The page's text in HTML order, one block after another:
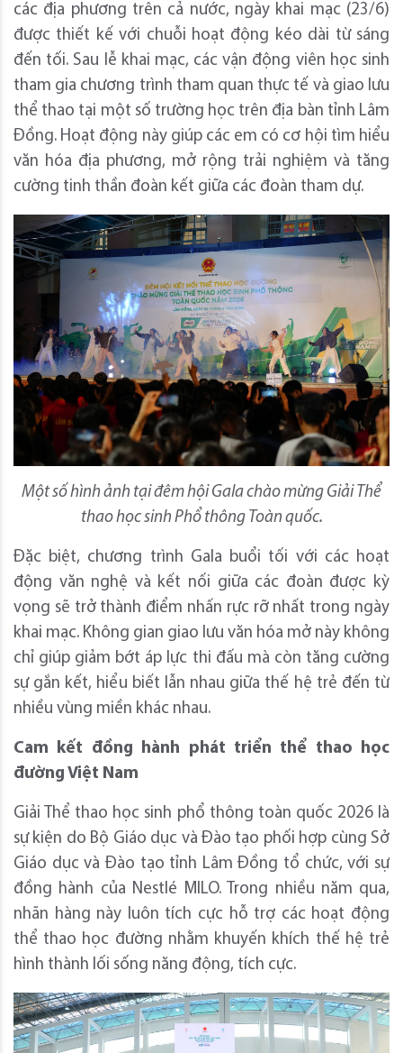
các địa phương trên cả nước, ngày khai mạc (23/6)
được thiết kế với chuỗi hoạt động kéo dài từ sáng
đến tối. Sau lễ khai mạc, các vận động viên học sinh
tham gia chương trình tham quan thực tế và giao lưu
thể thao tại một số trường học trên địa bàn tỉnh Lâm
Đồng. Hoạt động này giúp các em có cơ hội tìm hiểu
văn hóa địa phương, mở rộng trải nghiệm và tăng
cường tinh thần đoàn kết giữa các đoàn tham dự.
Một số hình ảnh tại đêm hội Gala chào mừng Giải Thể
thao học sinh Phổ thông Toàn quốc.
Đặc biệt, chương trình Gala buổi tối với các hoạt
động văn nghệ và kết nối giữa các đoàn được kỳ
vọng sẽ trở thành điểm nhấn rực rỡ nhất trong ngày
khai mạc. Không gian giao lưu văn hóa mở này không
chỉ giúp giảm bớt áp lực thi đấu mà còn tăng cường
sự gắn kết, hiểu biết lẫn nhau giữa thế hệ trẻ đến từ
nhiều vùng miền khác nhau.
Cam kết đồng hành phát triển thể thao học
đường Việt Nam
Giải Thể thao học sinh phổ thông toàn quốc 2026 là
sự kiện do Bộ Giáo dục và Đào tạo phối hợp cùng Sở
Giáo dục và Đào tạo tỉnh Lâm Đồng tổ chức, với sự
đồng hành của Nestlé MILO. Trong nhiều năm qua,
nhãn hàng này luôn tích cực hỗ trợ các hoạt động
thể thao học đường nhằm khuyến khích thế hệ trẻ
hình thành lối sống năng động, tích cực.